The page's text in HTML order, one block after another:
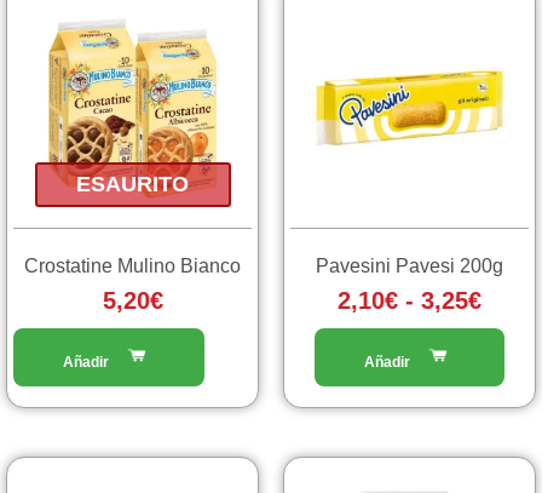
ESAURITO
Crostatine Mulino Bianco
5,20€
prodotto
varianti.
opzioni
possono
nella
del
prodotto
Pavesini Pavesi 200g
2,10€ - 3,25€
da
2,10€
varianti.
nella
pagina